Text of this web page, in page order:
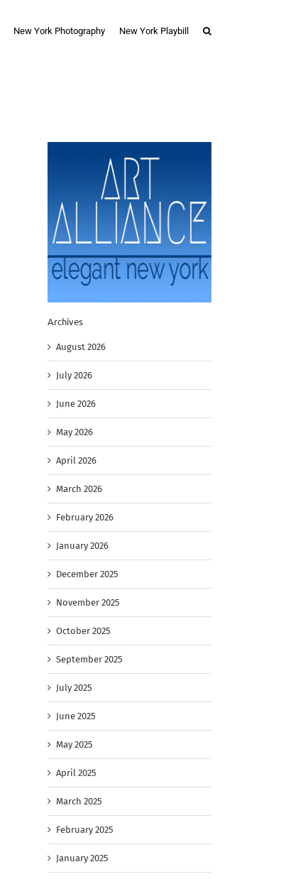
New York Photography New York Playbill
Archives
August 2026
July 2026
June 2026
May 2026
April 2026
March 2026
February 2026
January 2026
December 2025
November 2025
October 2025
September 2025
July 2025
June 2025
May 2025
April 2025
March 2025
February 2025
January 2025